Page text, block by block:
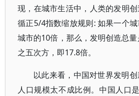
现，在城市生活中，人类的发明
循正5/4指数缩放规则: 如果一个
城市的10倍，那么，发明创造总
之五次方，即17.8倍。
以此来看，中国对世界发明
人口规模太不成比例。中国人口